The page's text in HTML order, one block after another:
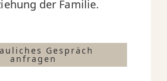
der Familie.
Gespräch
anfragen